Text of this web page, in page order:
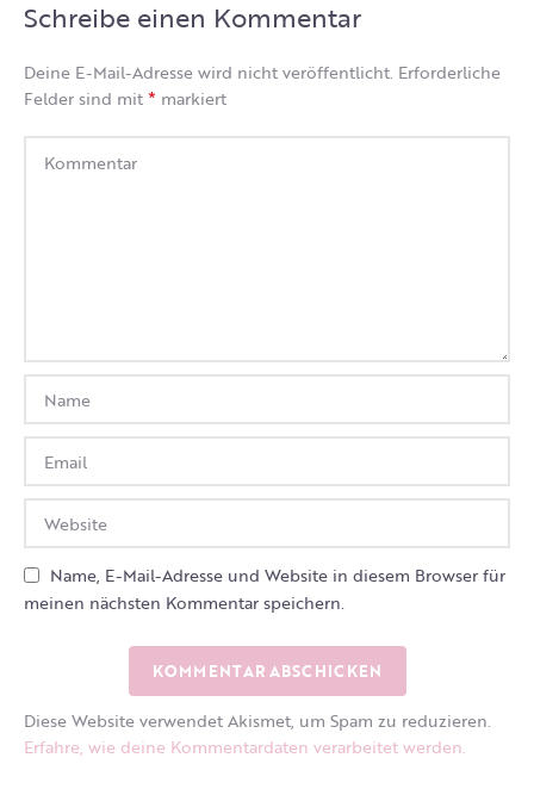
Schreibe einen Kommentar
Deine E-Mail-Adresse wird nicht veröffentlicht. Erforderliche
Felder sind mit* markiert
Name, E-Mail-Adresse und Website in diesem Browser für
meinen nächsten Kommentar speichern.
Diese Website verwendet Akismet, um Spam zu reduzieren.
Erfahre, wie deine Kommentardaten verarbeitet werden.